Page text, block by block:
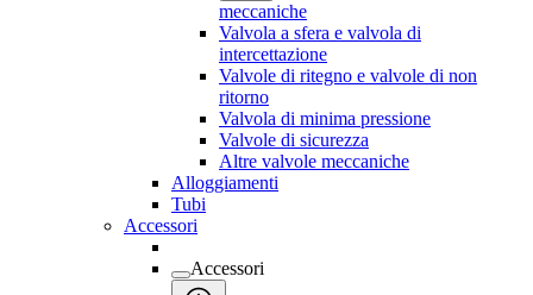
meccaniche
Valvola a sfera e valvola di
intercettazione
Valvole di ritegno e valvole di non
ritorno
Valvola di minima pressione
Valvole di sicurezza
Altre valvole meccaniche
Alloggiamenti
Tubi
Accessori
Accessori